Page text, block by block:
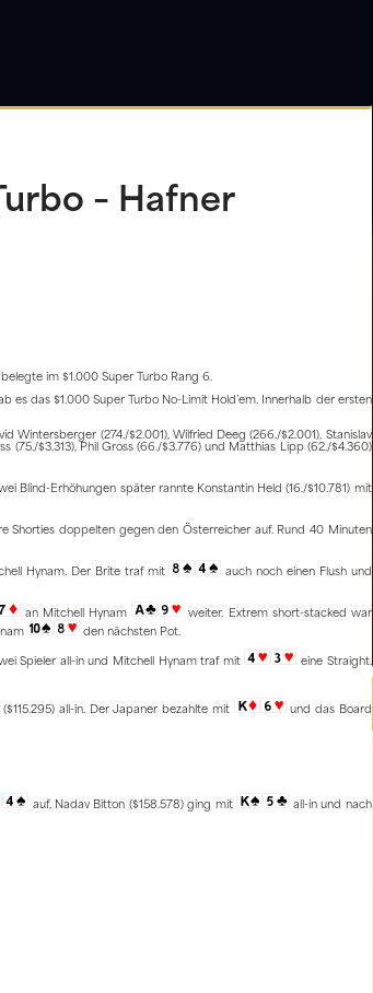
– Hafner
im $1.000 Super Turbo Rang 6.
es das $1.000 Super Turbo No-Limit Hold’em. Innerhalb der ersten
Wintersberger (274./$2.001), Wilfried Deeg (266./$2.001), Stanislav
(75./$3.313), Phil Gross (66./$3.776) und Matthias Lipp (62./$4.360)
Blind-Erhöhungen später rannte Konstantin Held (16./$10.781) mit
Shorties doppelten gegen den Österreicher auf. Rund 40 Minuten
Hynam. Der Brite traf mit
auch noch einen Flush und
an Mitchell Hynam
weiter. Extrem short-stacked war
den nächsten Pot.
Spieler all-in und Mitchell Hynam traf mit
eine Straight.
($115.295) all-in. Der Japaner bezahlte mit
und das Board
auf, Nadav Bitton ($158.578) ging mit
all-in und nach